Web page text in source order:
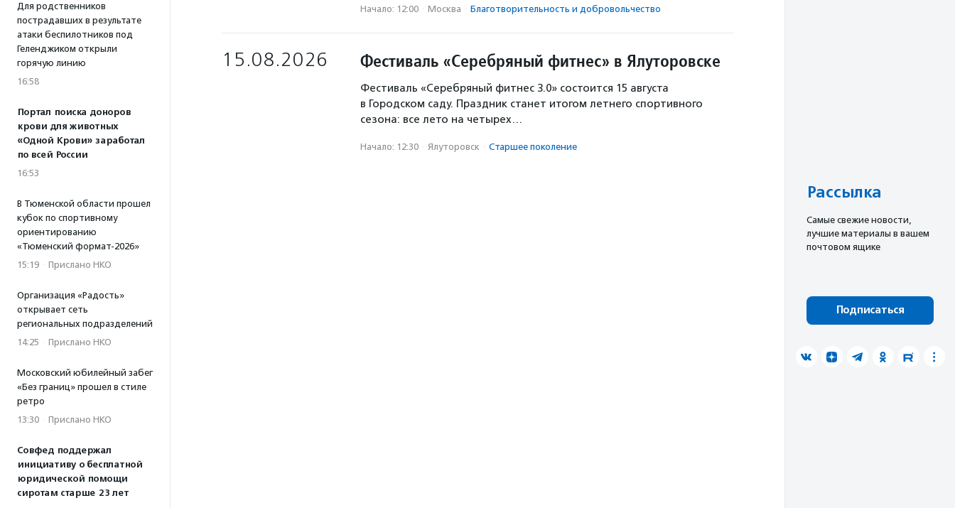
Для родственников
пострадавших в результате
атаки беспилотников под
Геленджиком открыли
горячую линию
16:58
Портал поиска доноров
крови для животных
«Одной Крови» заработал
по всей России
16:53
В Тюменской области прошел
кубок по спортивному
ориентированию
«Тюменский формат-2026»
15:19 · Прислано НКО
Организация «Радость»
открывает сеть
региональных подразделений
14:25 · Прислано НКО
Московский юбилейный забег
«Без границ» прошел в стиле
ретро
13:30 · Прислано НКО
Совфед поддержал
инициативу о бесплатной
юридической помощи
сиротам старше 23 лет
Начало: 12:00 · Москва · Благотвори­тель­ность и доброволь­чест­во
15.08.2026 Фестиваль «Серебряный фитнес» в Ялуторовске
Фестиваль «Серебряный фитнес 3.0» состоится 15 августа
в Городском саду. Праздник станет итогом летнего спортивного
сезона: все лето на четырех…
Начало: 12:30 · Ялуторовск · Старшее поколение
Рассылка
Cамые свежие новости,
лучшие материалы в вашем
почтовом ящике
Подписаться